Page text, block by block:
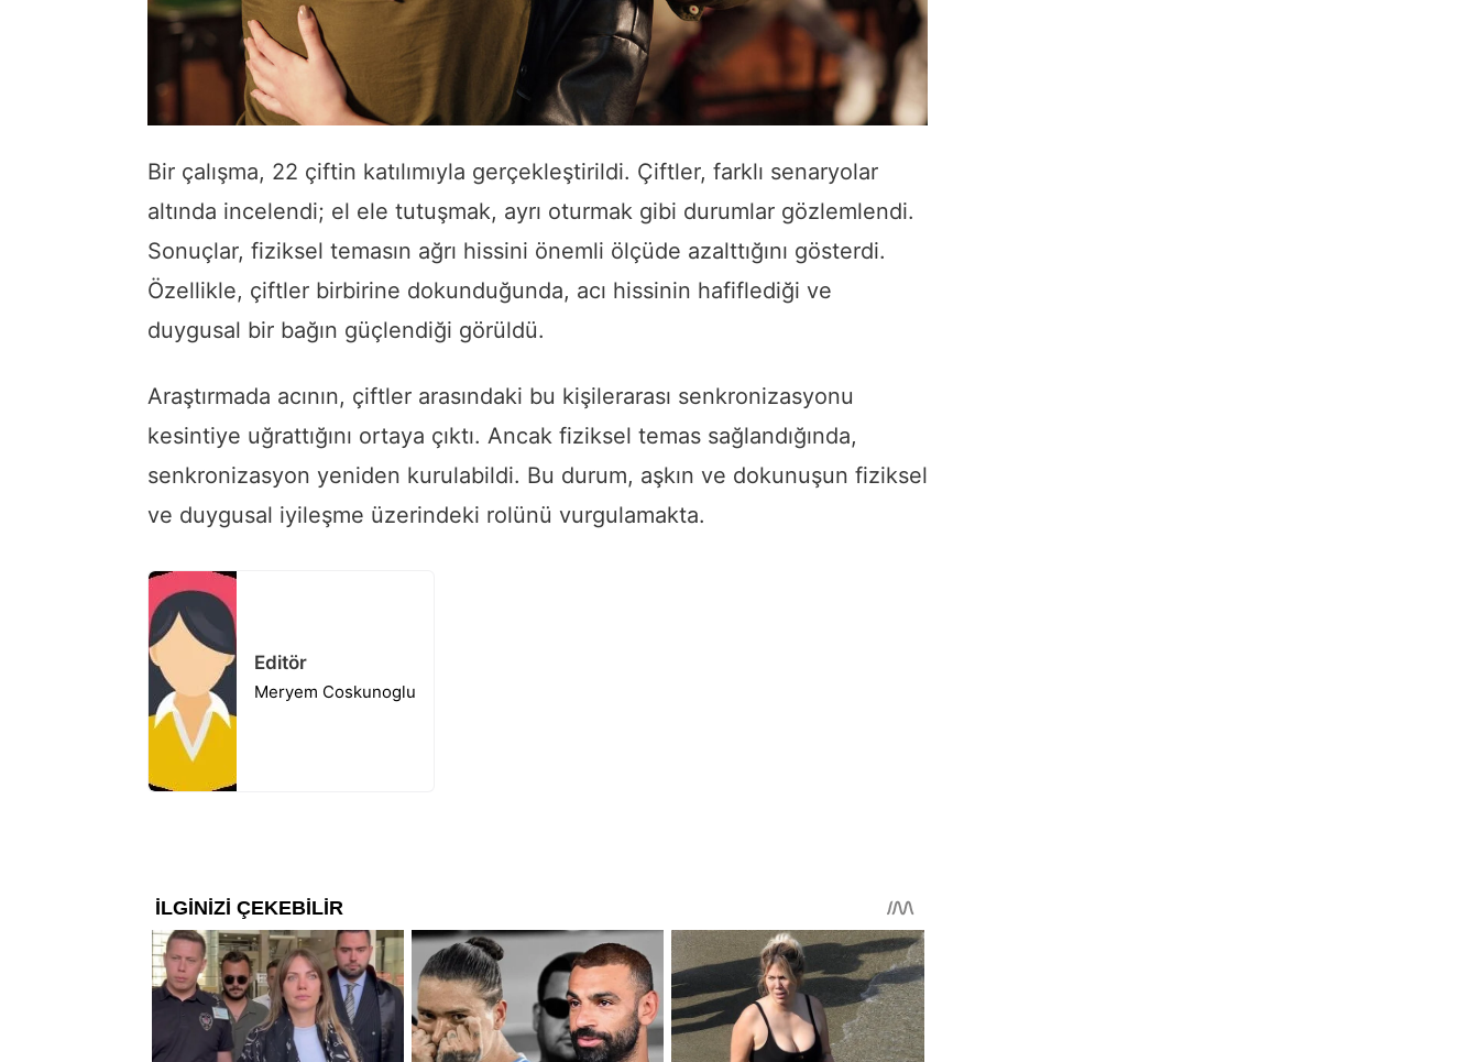
Bir çalışma, 22 çiftin katılımıyla gerçekleştirildi. Çiftler, farklı senaryolar
altında incelendi; el ele tutuşmak, ayrı oturmak gibi durumlar gözlemlendi.
Sonuçlar, fiziksel temasın ağrı hissini önemli ölçüde azalttığını gösterdi.
Özellikle, çiftler birbirine dokunduğunda, acı hissinin hafiflediği ve
duygusal bir bağın güçlendiği görüldü.
Araştırmada acının, çiftler arasındaki bu kişilerarası senkronizasyonu
kesintiye uğrattığını ortaya çıktı. Ancak fiziksel temas sağlandığında,
senkronizasyon yeniden kurulabildi. Bu durum, aşkın ve dokunuşun fiziksel
ve duygusal iyileşme üzerindeki rolünü vurgulamakta.
Editör
Meryem Coskunoglu